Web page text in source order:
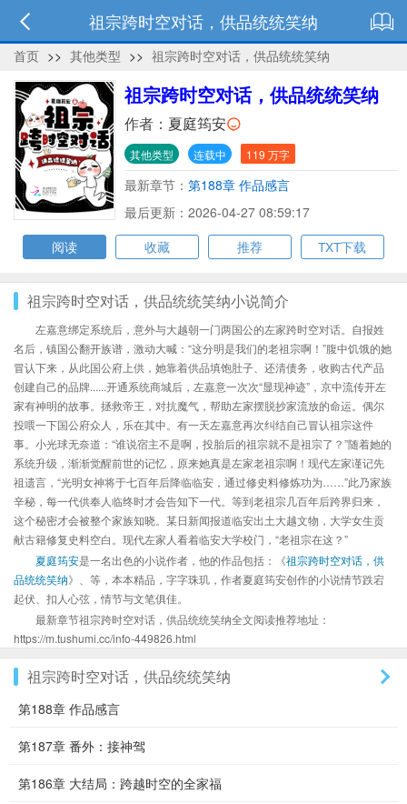
祖宗跨时空对话，供品统统笑纳
首页 >> 其他类型 >> 祖宗跨时空对话，供品统统笑纳
祖宗跨时空对话，供品统统笑纳
作者： 夏庭筠安
其他类型 连载中 119 万字
最新章节： 第188章 作品感言
最后更新：2026-04-27 08:59:17
阅读
收藏 推荐 TXT下载
祖宗跨时空对话，供品统统笑纳小说简介
左嘉意绑定系统后，意外与大越朝一门两国公的左家跨时空对话。自报姓
名后，镇国公翻开族谱，激动大喊：“这分明是我们的老祖宗啊！”腹中饥饿的她
冒认下来，从此国公府上供，她靠着供品填饱肚子、还清债务，收购古代产品
创建自己的品牌......开通系统商城后，左嘉意一次次“显现神迹”，京中流传开左
家有神明的故事。拯救帝王，对抗魔气，帮助左家摆脱抄家流放的命运。偶尔
投喂一下国公府众人，乐在其中。有一天左嘉意再次纠结自己冒认祖宗这件
事。小光球无奈道：“谁说宿主不是啊，投胎后的祖宗就不是祖宗了？”随着她的
系统升级，渐渐觉醒前世的记忆，原来她真是左家老祖宗啊！现代左家谨记先
祖遗言，“光明女神将于七百年后降临临安，通过修史料修炼功为……”此乃家族
辛秘，每一代供奉人临终时才会告知下一代。等到老祖宗几百年后跨界归来，
这个秘密才会被整个家族知晓。某日新闻报道临安出土大越文物，大学女生贡
献古籍修复史料空白。现代左家人看着临安大学校门，“老祖宗在这？”
夏庭筠安是一名出色的小说作者，他的作品包括：《祖宗跨时空对话，供
品统统笑纳》、等，本本精品，字字珠玑，作者夏庭筠安创作的小说情节跌宕
起伏、扣人心弦，情节与文笔俱佳。
最新章节祖宗跨时空对话，供品统统笑纳全文阅读推荐地址：
https://m.tushumi.cc/info-449826.html
祖宗跨时空对话，供品统统笑纳
第188章 作品感言
第187章 番外：接神驾
第186章 大结局：跨越时空的全家福